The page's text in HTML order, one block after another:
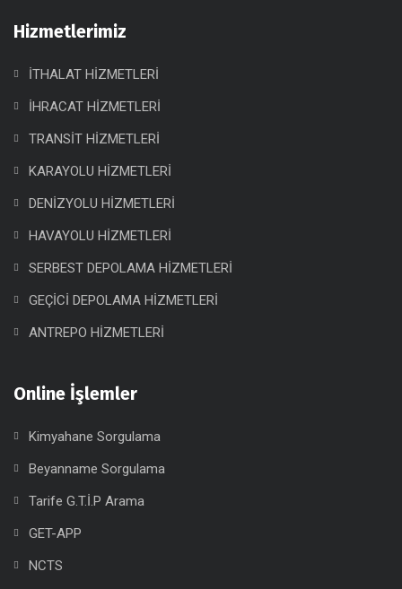
Hizmetlerimiz
İTHALAT HİZMETLERİ
İHRACAT HİZMETLERİ
TRANSİT HİZMETLERİ
KARAYOLU HİZMETLERİ
DENİZYOLU HİZMETLERİ
HAVAYOLU HİZMETLERİ
SERBEST DEPOLAMA HİZMETLERİ
GEÇİCİ DEPOLAMA HİZMETLERİ
ANTREPO HİZMETLERİ
Online İşlemler
Kimyahane Sorgulama
Beyanname Sorgulama
Tarife G.T.İ.P Arama
GET-APP
NCTS